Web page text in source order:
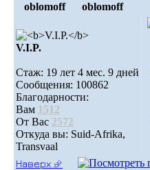
oblomoff oblomoff
V.I.P.
Стаж: 19 лет 4 мес. 9 дней
Сообщения: 100862
Благодарности:
Вам 1512
От Вас 2572
Откуда вы: Suid-Afrika,
Transvaal
Наверх ⮵